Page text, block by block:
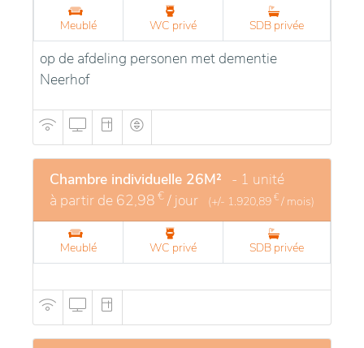
Meublé WC privé SDB privée
op de afdeling personen met dementie
Neerhof
Chambre individuelle 26M² - 1 unité
à partir de 62,98 € / jour (+/- 1.920,89 € / mois)
Meublé WC privé SDB privée